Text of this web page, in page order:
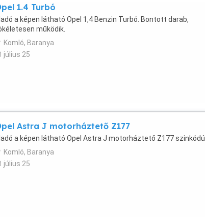
1.4 Turbó
a képen látható Opel 1,4 Benzin Turbó. Bontott darab,
működik.
Komló, Baranya
július 25
Astra J motorháztető Z177
a képen látható Opel Astra J motorháztető Z177 szinkódú.
Komló, Baranya
július 25